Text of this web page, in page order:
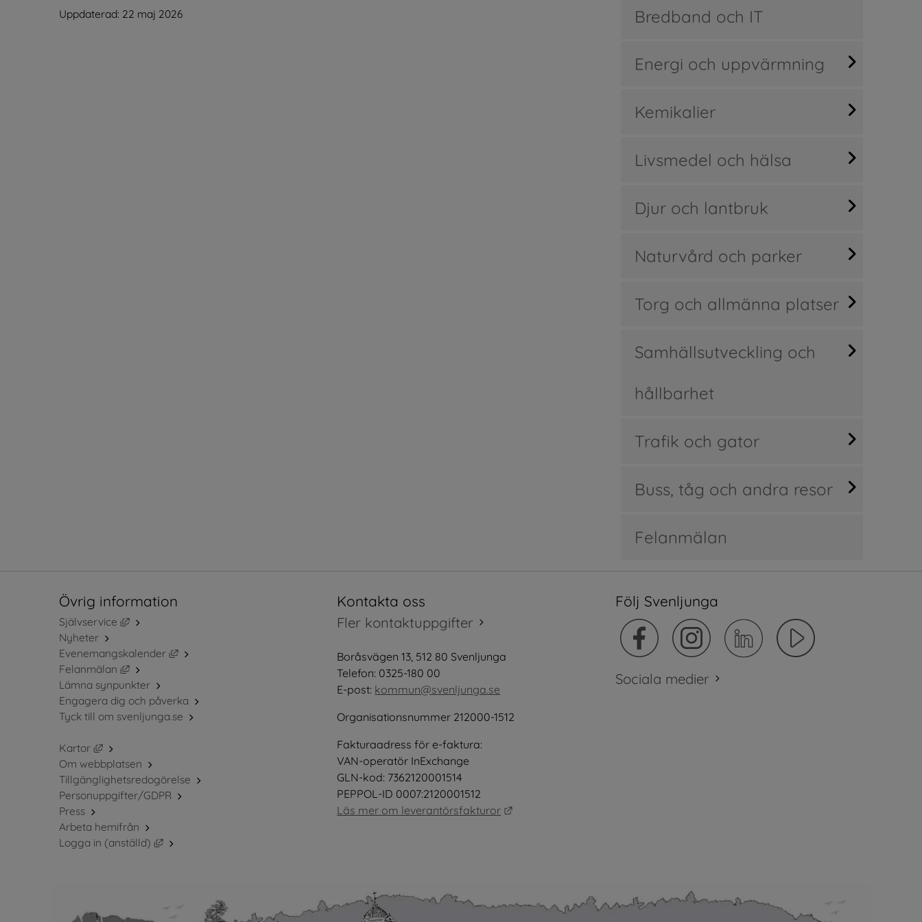
Uppdaterad: 22 maj 2026 Bredband och IT
Energi och uppvärmning
Kemikalier
Livsmedel och hälsa
Djur och lantbruk
Naturvård och parker
Torg och allmänna platser
Samhällsutveckling och
hållbarhet
Trafik och gator
Buss, tåg och andra resor
Felanmälan
Övrig information
Självservice
Länk till annan webbplats, öppnas i nytt fönster.
Nyheter
Evenemangskalender
Länk till annan webbplats, öppnas i nytt fönster.
Felanmälan
Länk till annan webbplats, öppnas i nytt fönster.
Lämna synpunkter
Engagera dig och påverka
Tyck till om svenljunga.se
Kartor
Länk till annan webbplats, öppnas i nytt fönster.
Om webbplatsen
Tillgänglighetsredogörelse
Personuppgifter/GDPR
Press
Arbeta hemifrån
Logga in (anställd)
Länk till annan webbplats, öppnas i nytt fönster.
Kontakta oss
Fler kontaktuppgifter
Boråsvägen 13, 512 80 Svenljunga
Telefon: 0325-180 00
E-post: kommun@svenljunga.se
Organisationsnummer 212000-1512
Fakturaadress för e-faktura:
VAN-operatör InExchange
GLN-kod: 7362120001514
PEPPOL-ID 0007:2120001512
Läs mer om leverantörsfakturor
Följ Svenljunga
Sociala medier